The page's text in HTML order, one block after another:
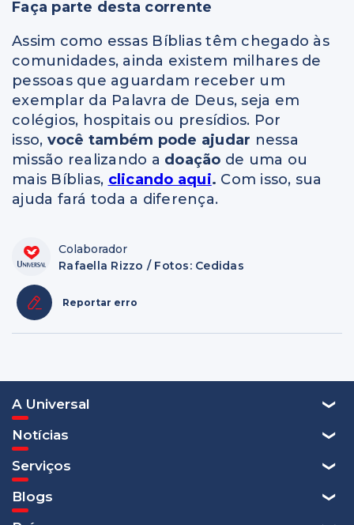
Faça parte desta corrente
Assim como essas Bíblias têm chegado às
comunidades, ainda existem milhares de
pessoas que aguardam receber um
exemplar da Palavra de Deus, seja em
colégios, hospitais ou presídios. Por
isso, você também pode ajudar nessa
missão realizando a doação de uma ou
mais Bíblias, clicando aqui. Com isso, sua
ajuda fará toda a diferença.
Colaborador
Rafaella Rizzo / Fotos: Cedidas
Reportar erro
A Universal
Notícias
Serviços
Blogs